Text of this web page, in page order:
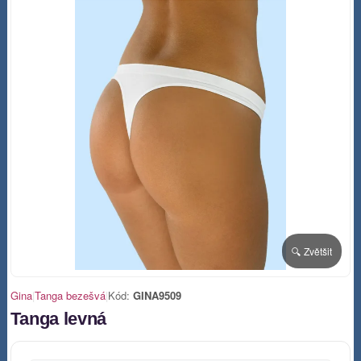
🔍 Zvětšit
Gina|Tanga bezešvá|Kód:GINA9509
Tanga levná